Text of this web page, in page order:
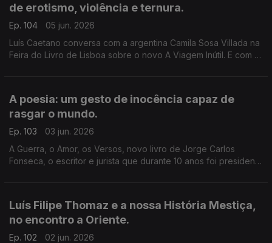
de erotismo, violência e ternura.
Ep. 104
05 jun. 2026
Luís Caetano conversa com a argentina Camila Sosa Villada na
Feira do Livro de Lisboa sobre o novo A Viagem Inútil. E com a
A poesia: um gesto de inocência capaz de
rasgar o mundo.
Ep. 103
03 jun. 2026
A Guerra, o Amor, os Versos, novo livro de Jorge Carlos
Fonseca, o escritor e jurista que durante 10 anos foi presidente
Luís Filipe Thomaz e a nossa História Mestiça,
no encontro a Oriente.
Ep. 102
02 jun. 2026